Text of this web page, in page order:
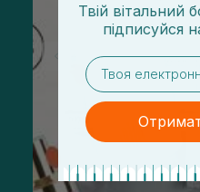
Твій вітальний
підписуйся
email